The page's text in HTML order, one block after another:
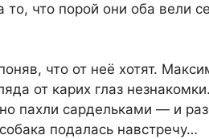
что порой они оба вели
что от неё хотят.
от карих глаз незнакомки.
пахли сардельками — и
подалась навстречу…